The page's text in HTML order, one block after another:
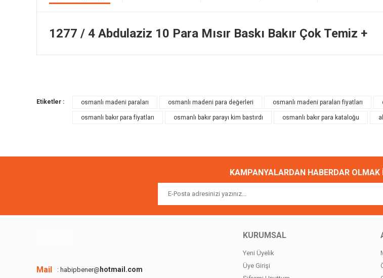
1277 / 4 Abdulaziz 10 Para Mısır Baskı Bakır Çok Temiz +
Yorum Yaz
Ürün resmi kalitesiz, bozuk veya görüntülenemiyor.
Ürün açıklamasında eksik bilgiler bulunuyor.
Etiketler : osmanlı madeni paraları osmanlı madeni para değerleri osmanlı madeni paraları fiyatları
osmanlı bakır para fiyatları osmanlı bakır parayı kim bastırdı osmanlı bakır para kataloğu
KAMPANYALARDAN HABERDAR
Mail : habipbener@ hotmail.com
KURUMSAL
Yeni Üyelik
Üye Girişi